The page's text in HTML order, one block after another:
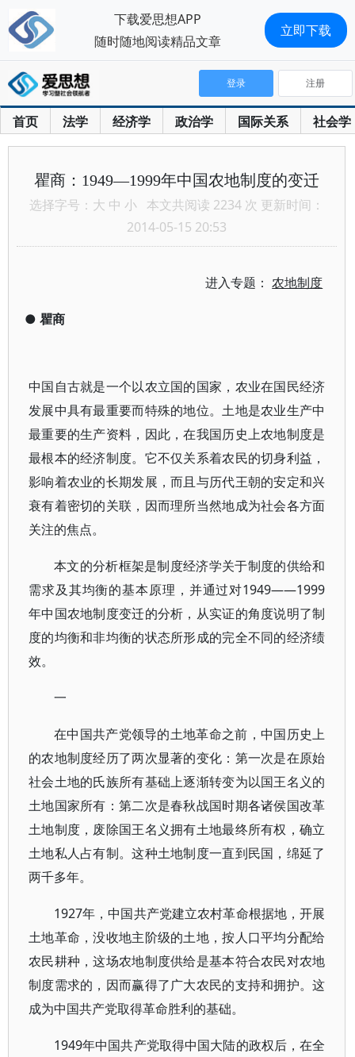
首页 法学 经济学 政治学 国际关系 社会学
登录 注册
瞿商：1949—1999年中国农地制度的变迁
选择字号： 大 中 小 本文共阅读 2234 次 更新时间：
2014-05-15 20:53
进入专题：农地制度
● 瞿商
中国自古就是一个以农立国的国家，农业在国民经济
发展中具有最重要而特殊的地位。土地是农业生产中
最重要的生产资料，因此，在我国历史上农地制度是
最根本的经济制度。它不仅关系着农民的切身利益，
影响着农业的长期发展，而且与历代王朝的安定和兴
衰有着密切的关联，因而理所当然地成为社会各方面
关注的焦点。
本文的分析框架是制度经济学关于制度的供给和
需求及其均衡的基本原理，并通过对1949——1999
年中国农地制度变迁的分析，从实证的角度说明了制
度的均衡和非均衡的状态所形成的完全不同的经济绩
效。
一
在中国共产党领导的土地革命之前，中国历史上
的农地制度经历了两次显著的变化：第一次是在原始
社会土地的氏族所有基础上逐渐转变为以国王名义的
土地国家所有：第二次是春秋战国时期各诸侯国改革
土地制度，废除国王名义拥有土地最终所有权，确立
土地私人占有制。这种土地制度一直到民国，绵延了
两千多年。
1927年，中国共产党建立农村革命根据地，开展
土地革命，没收地主阶级的土地，按人口平均分配给
农民耕种，这场农地制度供给是基本符合农民对农地
制度需求的，因而赢得了广大农民的支持和拥护。这
成为中国共产党取得革命胜利的基础。
1949年中国共产党取得中国大陆的政权后，在全
下载爱思想APP
随时随地阅读精品文章
立即下载